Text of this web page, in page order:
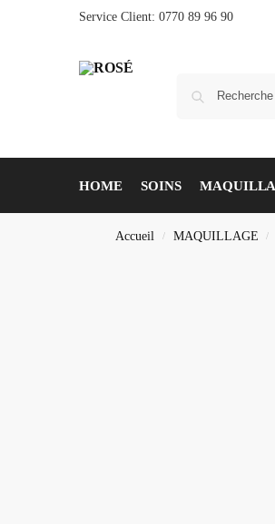
Service Client: 0770 89 96 90
HOME SOINS
Accueil / MAQUILLAGE /